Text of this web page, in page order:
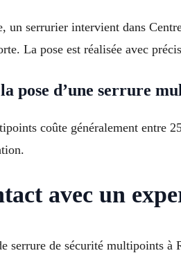
un serrurier intervient dans
La pose est réalisée avec
pose d’une serrure
coûte généralement entre
avec un
serrure de sécurité multipoints à